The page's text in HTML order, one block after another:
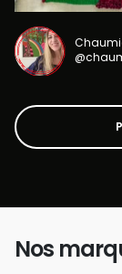
Nos